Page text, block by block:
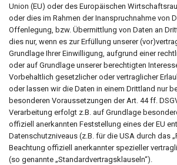
Union (EU) oder des Europäischen
oder dies im Rahmen der Inanspruchnahme von
Offenlegung, bzw. Übermittlung von Daten an
dies nur, wenn es zur Erfüllung unserer
Grundlage Ihrer Einwilligung, aufgrund einer
oder auf Grundlage unserer berechtigten
Vorbehaltlich gesetzlicher oder vertraglicher
oder lassen wir die Daten in einem Drittland nur
besonderen Voraussetzungen der Art. 44 ff.
Verarbeitung erfolgt z.B. auf Grundlage
offiziell anerkannten Feststellung eines der EU
Datenschutzniveaus (z.B. für die USA durch das
Beachtung offiziell anerkannter spezieller
(so genannte „Standardvertragsklauseln“).